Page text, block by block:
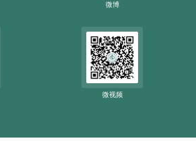
微博
微视频